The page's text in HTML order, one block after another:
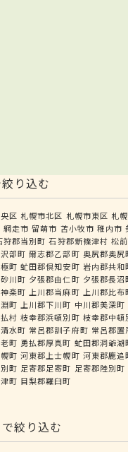
り込む
区 札幌市北区 札幌市東区 札
網走市 留萌市 苫小牧市 稚内市
狩郡当別町 石狩郡新篠津村 松
部町 爾志郡乙部町 奥尻郡奥尻
町 虻田郡倶知安町 岩内郡共和
川町 夕張郡由仁町 夕張郡長沼
楽町 上川郡当麻町 上川郡比布
町 上川郡下川町 中川郡美深町
村 枝幸郡浜頓別町 枝幸郡中頓
水町 常呂郡訓子府町 常呂郡置
町 勇払郡厚真町 虻田郡洞爺湖
町 河東郡上士幌町 河東郡鹿追
町 足寄郡足寄町 足寄郡陸別町
町 目梨郡羅臼町
絞り込む